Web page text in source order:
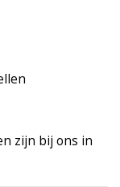
zijn bij ons in